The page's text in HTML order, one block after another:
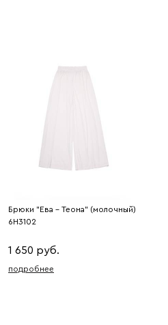
Брюки "Ева - Теона" (молочный)
6H3102
1 650 руб.
подробнее